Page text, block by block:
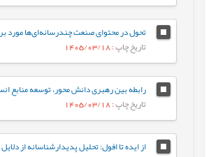
تاریخ چاپ: 1405/03/18
تاریخ چاپ: 1405/03/18